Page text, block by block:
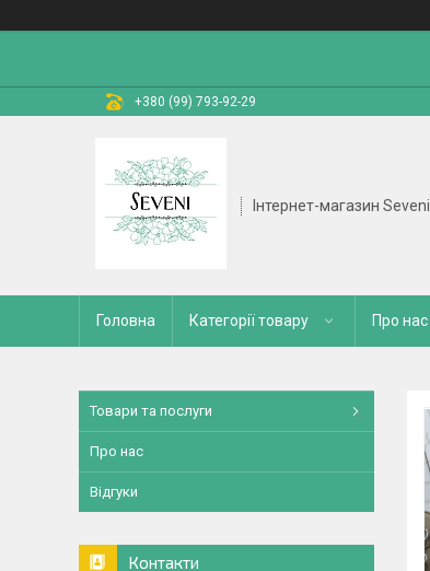
+380 (99) 793-92-29
Інтернет-магазин Seveni
Головна Категорії товару Про нас
Товари та послуги
Про нас
Відгуки
Контакти